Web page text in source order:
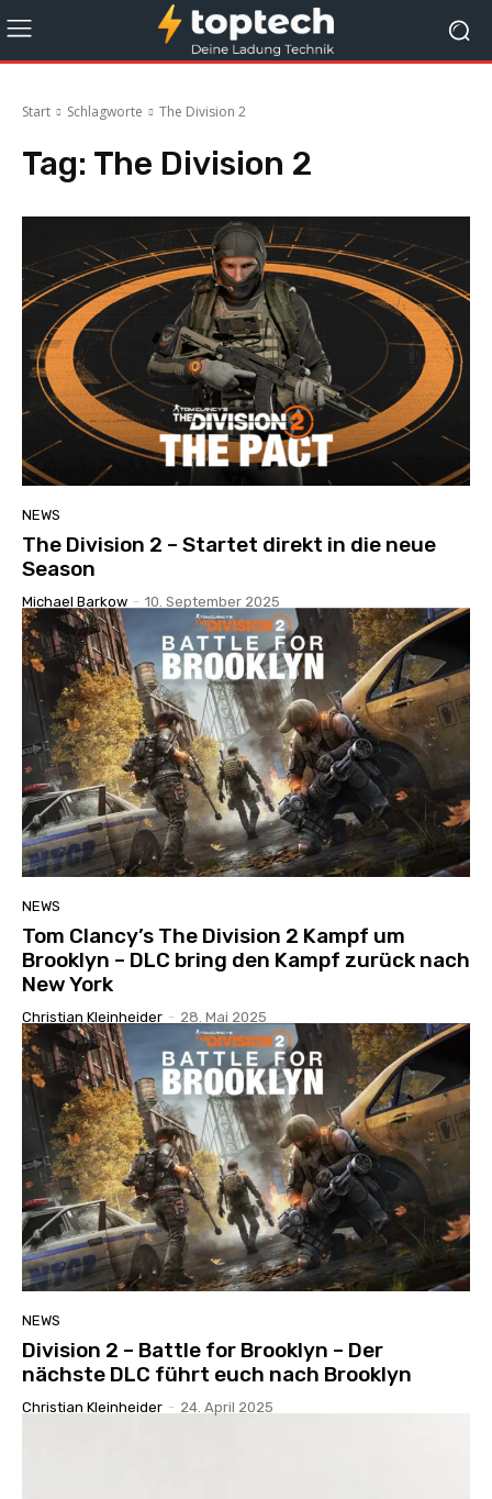
Start Schlagworte The Division 2
Tag: The Division 2
NEWS
The Division 2 – Startet direkt in die neue
Season
Michael Barkow - 10. September 2025
NEWS
Tom Clancy’s The Division 2 Kampf um
Brooklyn – DLC bring den Kampf zurück nach
New York
Christian Kleinheider - 28. Mai 2025
NEWS
Division 2 – Battle for Brooklyn – Der
nächste DLC führt euch nach Brooklyn
Christian Kleinheider - 24. April 2025